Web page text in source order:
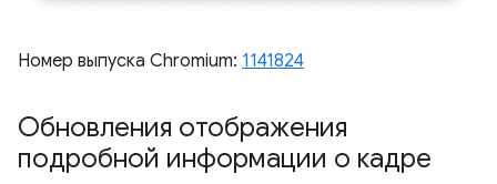
Номер выпуска Chromium: 1141824
Обновления отображения
подробной информации о кадре